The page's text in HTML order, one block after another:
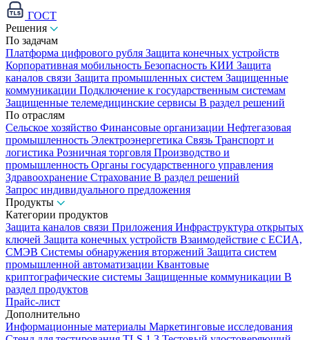
ГОСТ
Решения
По задачам
Платформа цифрового рубля Защита конечных устройств
Корпоративная мобильность Безопасность КИИ Защита
каналов связи Защита промышленных систем Защищенные
коммуникации Подключение к государственным системам
Защищенные телемедицинские сервисы В раздел решений
По отраслям
Сельское хозяйство Финансовые организации Нефтегазовая
промышленность Электроэнергетика Связь Транспорт и
логистика Розничная торговля Производство и
промышленность Органы государственного управления
Здравоохранение Страхование В раздел решений
Запрос индивидуального предложения
Продукты
Категории продуктов
Защита каналов связи Приложения Инфраструктура открытых
ключей Защита конечных устройств Взаимодействие с ЕСИА,
СМЭВ Системы обнаружения вторжений Защита систем
промышленной автоматизации Квантовые
криптографические системы Защищенные коммуникации В
раздел продуктов
Прайс-лист
Дополнительно
Информационные материалы Маркетинговые исследования